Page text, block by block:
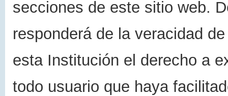
secciones de este sitio web.
responderá de la veracidad
esta Institución el derecho a
todo usuario que haya